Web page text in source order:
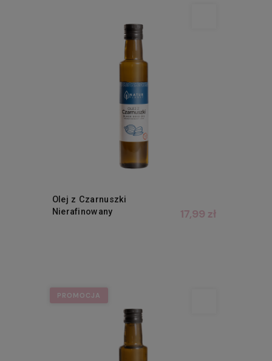
Olej z Czarnuszki
Nierafinowany
17,99 zł
PROMOCJA